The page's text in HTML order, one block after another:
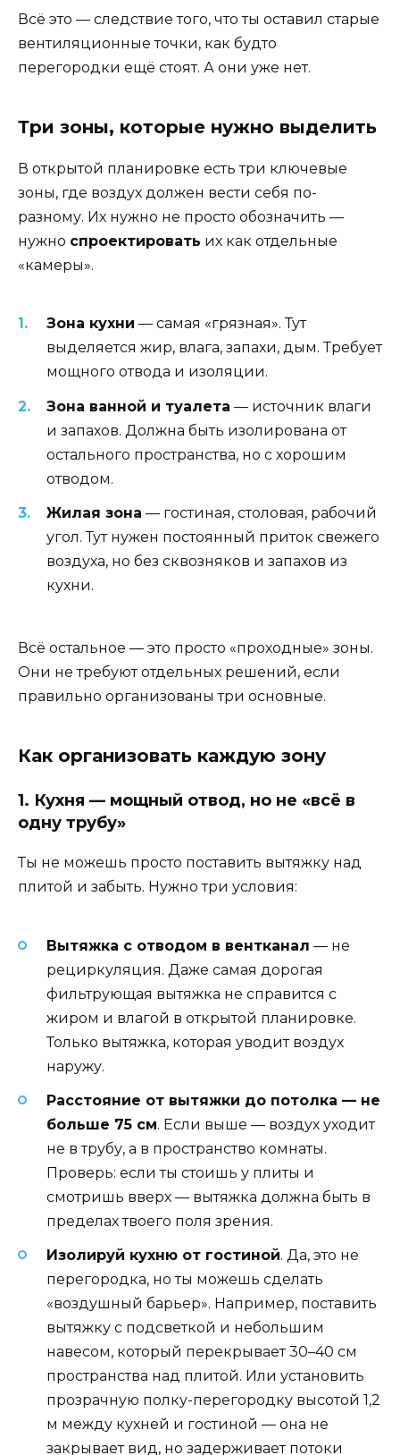
Всё это — следствие того, что ты оставил старые
вентиляционные точки, как будто
перегородки ещё стоят. А они уже нет.
Три зоны, которые нужно выделить
В открытой планировке есть три ключевые
зоны, где воздух должен вести себя по-
разному. Их нужно не просто обозначить —
нужно спроектировать их как отдельные
«камеры».
Зона кухни — самая «грязная». Тут
выделяется жир, влага, запахи, дым. Требует
мощного отвода и изоляции.
Зона ванной и туалета — источник влаги
и запахов. Должна быть изолирована от
остального пространства, но с хорошим
отводом.
Жилая зона — гостиная, столовая, рабочий
угол. Тут нужен постоянный приток свежего
воздуха, но без сквозняков и запахов из
кухни.
Всё остальное — это просто «проходные» зоны.
Они не требуют отдельных решений, если
правильно организованы три основные.
Как организовать каждую зону
1. Кухня — мощный отвод, но не «всё в
одну трубу»
Ты не можешь просто поставить вытяжку над
плитой и забыть. Нужно три условия:
Вытяжка с отводом в вентканал — не
рециркуляция. Даже самая дорогая
фильтрующая вытяжка не справится с
жиром и влагой в открытой планировке.
Только вытяжка, которая уводит воздух
наружу.
Расстояние от вытяжки до потолка — не
больше 75 см. Если выше — воздух уходит
не в трубу, а в пространство комнаты.
Проверь: если ты стоишь у плиты и
смотришь вверх — вытяжка должна быть в
пределах твоего поля зрения.
Изолируй кухню от гостиной. Да, это не
перегородка, но ты можешь сделать
«воздушный барьер». Например, поставить
вытяжку с подсветкой и небольшим
навесом, который перекрывает 30–40 см
пространства над плитой. Или установить
прозрачную полку-перегородку высотой 1,2
м между кухней и гостиной — она не
закрывает вид, но задерживает потоки